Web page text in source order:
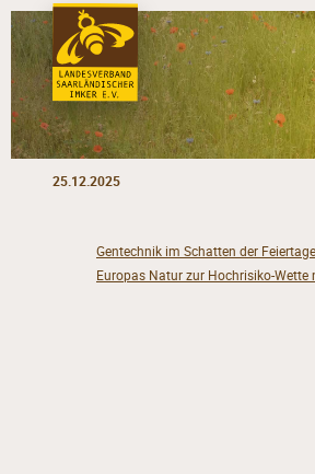
25.12.2025
Gentechnik im Schatten der
Europas Natur zur Hochrisiko-Wette